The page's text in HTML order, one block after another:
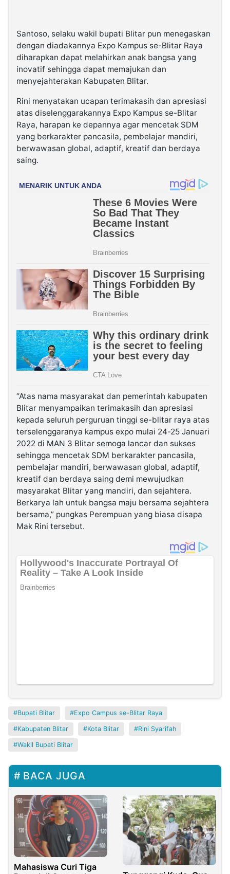
Santoso, selaku wakil bupati Blitar pun menegaskan
dengan diadakannya Expo Kampus se-Blitar Raya
diharapkan dapat melahirkan anak bangsa yang
inovatif sehingga dapat memajukan dan
menyejahterakan Kabupaten Blitar.
Rini menyatakan ucapan terimakasih dan apresiasi
atas diselenggarakannya Expo Kampus se-Blitar
Raya, harapan ke depannya agar mencetak SDM
yang berkarakter pancasila, pembelajar mandiri,
berwawasan global, adaptif, kreatif dan berdaya
saing.
“Atas nama masyarakat dan pemerintah kabupaten
Blitar menyampaikan terimakasih dan apresiasi
kepada seluruh perguruan tinggi se-blitar raya atas
terselenggaranya kampus expo mulai 24-25 Januari
2022 di MAN 3 Blitar semoga lancar dan sukses
sehingga mencetak SDM berkarakter pancasila,
pembelajar mandiri, berwawasan global, adaptif,
kreatif dan berdaya saing demi mewujudkan
masyarakat Blitar yang mandiri, dan sejahtera.
Berkarya lah untuk bangsa maju bersama sejahtera
bersama,” pungkas Perempuan yang biasa disapa
Mak Rini tersebut.
Bupati Blitar Expo Campus se-Blitar Raya
Kabupaten Blitar Kota Blitar Rini Syarifah
Wakil Bupati Blitar
BACA JUGA
Mahasiswa Curi Tiga